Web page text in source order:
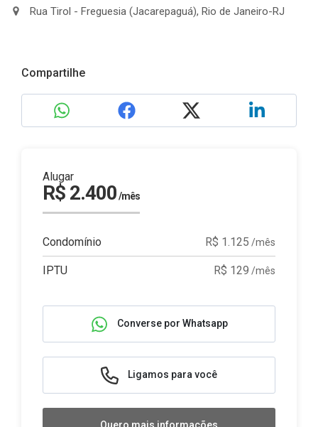
Rua Tirol - Freguesia (Jacarepaguá), Rio de Janeiro-RJ
Compartilhe
Alugar
R$ 2.400/mês
Condomínio R$ 1.125 /mês
IPTU R$ 129 /mês
Converse por Whatsapp
Ligamos para você
Quero mais informações